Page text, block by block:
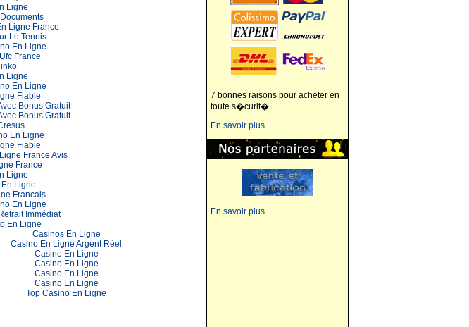
7 bonnes raisons pour acheter en
toute s�curit�.
En savoir plus
En savoir plus
Ligne
Ligne France
Le Tennis
En Ligne
France
Ligne
En Ligne
Fiable
Bonus Gratuit
Bonus Gratuit
En Ligne
Fiable
France Avis
France
Ligne
Ligne
Francais
En Ligne
Immédiat
En Ligne
Casinos En Ligne
Casino En Ligne Argent Réel
Casino En Ligne
Casino En Ligne
Casino En Ligne
Casino En Ligne
Top Casino En Ligne